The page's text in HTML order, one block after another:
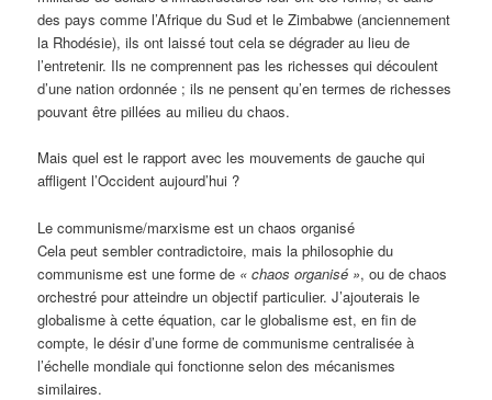
des pays comme l’Afrique du Sud et le Zimbabwe (anciennement
la Rhodésie), ils ont laissé tout cela se dégrader au lieu de
l’entretenir. Ils ne comprennent pas les richesses qui découlent
d’une nation ordonnée ; ils ne pensent qu’en termes de richesses
pouvant être pillées au milieu du chaos.
Mais quel est le rapport avec les mouvements de gauche qui
affligent l’Occident aujourd’hui ?
Le communisme/marxisme est un chaos organisé
Cela peut sembler contradictoire, mais la philosophie du
communisme est une forme de « chaos organisé », ou de chaos
orchestré pour atteindre un objectif particulier. J’ajouterais le
globalisme à cette équation, car le globalisme est, en fin de
compte, le désir d’une forme de communisme centralisée à
l’échelle mondiale qui fonctionne selon des mécanismes
similaires.